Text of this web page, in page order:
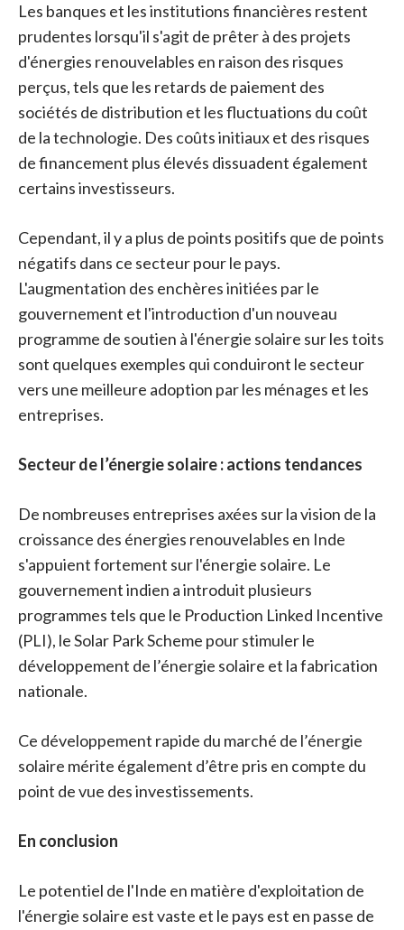
Les banques et les institutions financières restent
prudentes lorsqu'il s'agit de prêter à des projets
d'énergies renouvelables en raison des risques
perçus, tels que les retards de paiement des
sociétés de distribution et les fluctuations du coût
de la technologie. Des coûts initiaux et des risques
de financement plus élevés dissuadent également
certains investisseurs.
Cependant, il y a plus de points positifs que de points
négatifs dans ce secteur pour le pays.
L'augmentation des enchères initiées par le
gouvernement et l'introduction d'un nouveau
programme de soutien à l'énergie solaire sur les toits
sont quelques exemples qui conduiront le secteur
vers une meilleure adoption par les ménages et les
entreprises.
Secteur de l’énergie solaire : actions tendances
De nombreuses entreprises axées sur la vision de la
croissance des énergies renouvelables en Inde
s'appuient fortement sur l'énergie solaire. Le
gouvernement indien a introduit plusieurs
programmes tels que le Production Linked Incentive
(PLI), le Solar Park Scheme pour stimuler le
développement de l’énergie solaire et la fabrication
nationale.
Ce développement rapide du marché de l’énergie
solaire mérite également d’être pris en compte du
point de vue des investissements.
En conclusion
Le potentiel de l'Inde en matière d'exploitation de
l'énergie solaire est vaste et le pays est en passe de